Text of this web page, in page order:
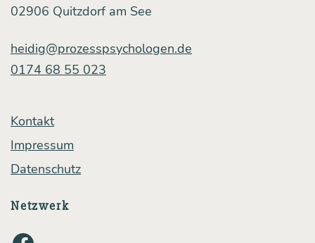
eini­
02906 Quitzdorf am See
heidig@prozesspsychologen.de
0174 68 55 023
Kontakt
Impressum
Datenschutz
Netzwerk